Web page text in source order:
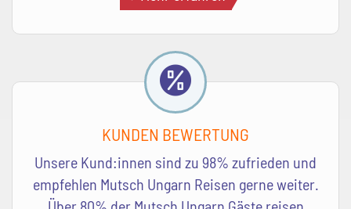
KUNDEN BEWERTUNG
Unsere Kund:innen sind zu 98% zufrieden und
empfehlen Mutsch Ungarn Reisen gerne weiter.